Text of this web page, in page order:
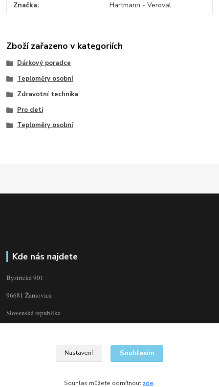
Značka Hartmann - Veroval
Zboží zařazeno v kategoriích
Dárkový poradce
Teploměry osobní
Zdravotní technika
Pro deti
Teploměry osobní
Kde nás najdete
Bystrická 901
96681 Žarnovica
Slovenská republika
Nastavení Souhlasím
Souhlas můžete odmítnout zde.